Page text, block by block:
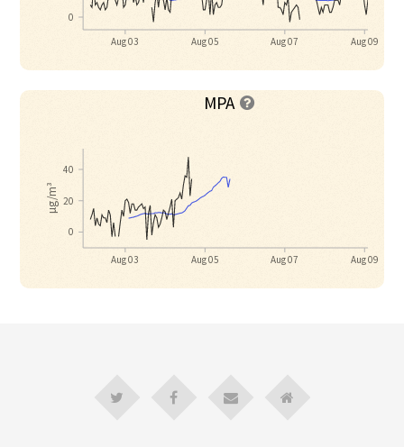
Aug 03 Aug 05 Aug 07 Aug 09
0
MPA 
Aug 03 Aug 05 Aug 07 Aug 09
µg/m³
0
20
40